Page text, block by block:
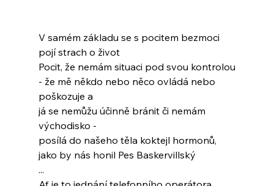
V samém základu se s pocitem bezmoci
pojí strach o život
Pocit, že nemám situaci pod svou kontrolou
- že mě někdo nebo něco ovládá nebo
poškozuje a
já se nemůžu účinně bránit či nemám
východisko -
posílá do našeho těla koktejl hormonů,
jako by nás honil Pes Baskervillský
...